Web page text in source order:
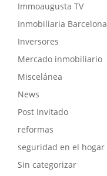
Immoaugusta TV
Inmobiliaria Barcelona
Inversores
Mercado inmobiliario
Miscelánea
News
Post Invitado
reformas
seguridad en el hogar
Sin categorizar